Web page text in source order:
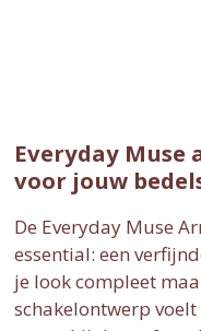
Everyday Muse
voor jouw
De Everyday Muse
essential: een
je look compleet
schakelontwerp